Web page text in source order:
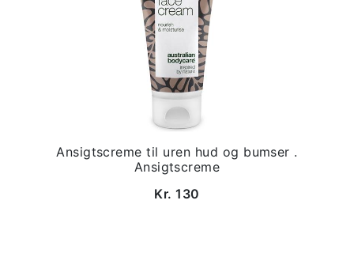
Ansigtscreme til uren hud og bumser .
Ansigtscreme
Kr. 130